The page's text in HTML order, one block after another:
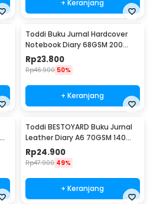
+ Keranjang
Toddi Buku Jurnal Hardcover
Notebook Diary 68GSM 200
Halaman Lined - CW-28
Rp23.800
Rp46.900 50%
+ Keranjang
Toddi BESTOYARD Buku Jurnal
Leather Diary A6 70GSM 140
Halaman Blank - ZB-45
Rp24.900
Rp47.900 49%
+ Keranjang